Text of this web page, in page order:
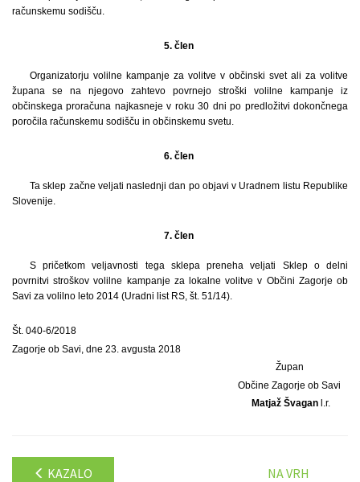
računskemu sodišču.
5. člen
Organizatorju volilne kampanje za volitve v občinski svet ali za volitve
župana se na njegovo zahtevo povrnejo stroški volilne kampanje iz
občinskega proračuna najkasneje v roku 30 dni po predložitvi dokončnega
poročila računskemu sodišču in občinskemu svetu.
6. člen
Ta sklep začne veljati naslednji dan po objavi v Uradnem listu Republike
Slovenije.
7. člen
S pričetkom veljavnosti tega sklepa preneha veljati Sklep o delni
povrnitvi stroškov volilne kampanje za lokalne volitve v Občini Zagorje ob
Savi za volilno leto 2014 (Uradni list RS, št. 51/14).
Št. 040-6/2018
Zagorje ob Savi, dne 23. avgusta 2018
Župan
Občine Zagorje ob Savi
Matjaž Švaganl.r.
KAZALO NA VRH